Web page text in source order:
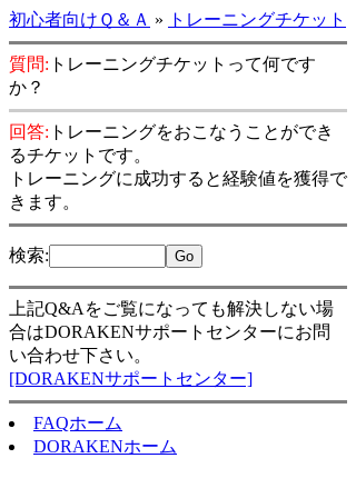
初心者向けＱ＆Ａ » トレーニングチケット
質問: トレーニングチケットって何です
か？
回答: トレーニングをおこなうことができ
るチケットです。
トレーニングに成功すると経験値を獲得で
きます。
検索:
上記Q&Aをご覧になっても解決しない場
合はDORAKENサポートセンターにお問
い合わせ下さい。
[DORAKENサポートセンター]
FAQホーム
DORAKENホーム